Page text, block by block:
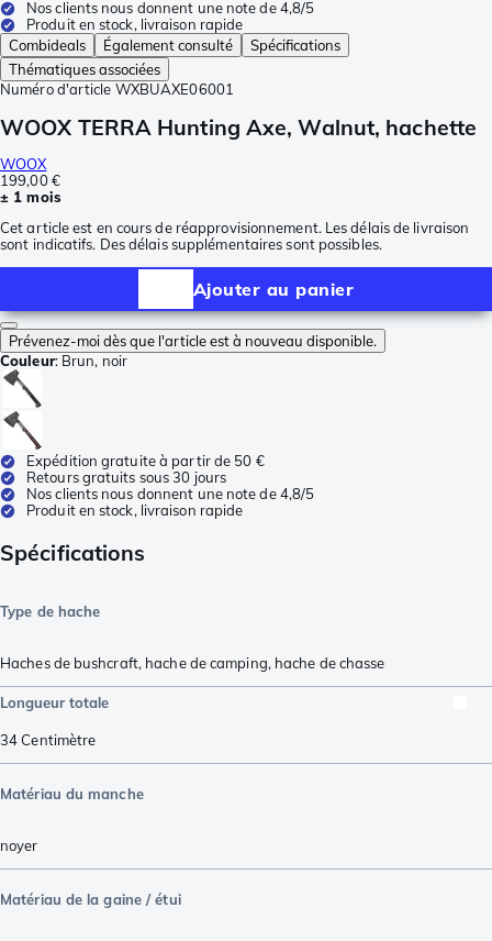
Nos clients nous donnent une note de 4,8/5
Produit en stock, livraison rapide
Combideals
Également consulté
Spécifications
Thématiques associées
Numéro d'article WXBUAXE06001
WOOX TERRA Hunting Axe, Walnut, hachette
WOOX
199,00 €
± 1 mois
Cet article est en cours de réapprovisionnement. Les délais de livraison
sont indicatifs. Des délais supplémentaires sont possibles.
Ajouter au panier
Prévenez-moi dès que l'article est à nouveau disponible.
Couleur: Brun, noir
Expédition gratuite à partir de 50 €
Retours gratuits sous 30 jours
Nos clients nous donnent une note de 4,8/5
Produit en stock, livraison rapide
Spécifications
Type de hache
Haches de bushcraft, hache de camping, hache de chasse
Longueur totale
34Centimètre
Matériau du manche
noyer
Matériau de la gaine / étui